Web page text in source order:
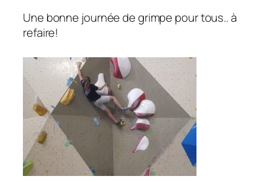
Une bonne journée de grimpe pour tous.. à
refaire!